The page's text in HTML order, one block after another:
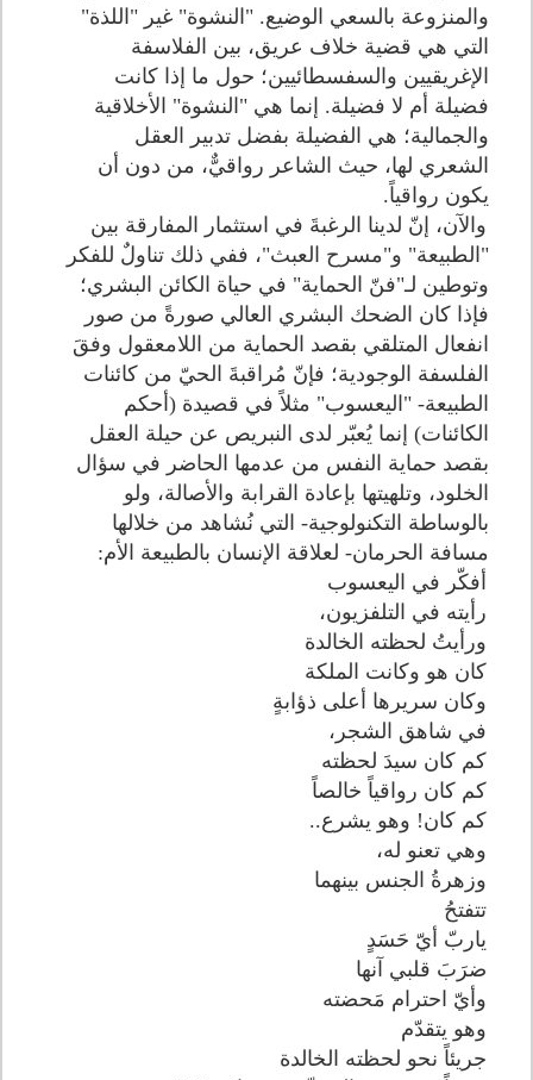
والمنزوعة بالسعي الوضيع. "النشوة" غير "اللذة"
التي هي قضية خلاف عريق، بين الفلاسفة
الإغريقيين والسفسطائيين؛ حول ما إذا كانت
فضيلة أم لا فضيلة. إنما هي "النشوة" الأخلاقية
والجمالية؛ هي الفضيلة بفضل تدبير العقل
الشعري لها، حيث الشاعر رواقيٌّ، من دون أن
يكون رواقياً.
والآن، إنّ لدينا الرغبةَ في استثمار المفارقة بين
"الطبيعة" و"مسرح العبث"، ففي ذلك تناولٌ للفكر
وتوطين لـ"فنّ الحماية" في حياة الكائن البشري؛
فإذا كان الضحك البشري العالي صورةً من صور
انفعال المتلقي بقصد الحماية من اللامعقول وفقَ
الفلسفة الوجودية؛ فإنّ مُراقبةَ الحيّ من كائنات
الطبيعة- "اليعسوب" مثلاً في قصيدة (أحكم
الكائنات) إنما يُعبّر لدى النبريص عن حيلة العقل
بقصد حماية النفس من عدمها الحاضر في سؤال
الخلود، وتلهيتها بإعادة القرابة والأصالة، ولو
بالوساطة التكنولوجية- التي نُشاهد من خلالها
مسافة الحرمان- لعلاقة الإنسان بالطبيعة الأم:
أفكّر في اليعسوب
رأيته في التلفزيون،
ورأيتُ لحظته الخالدة
كان هو وكانت الملكة
وكان سريرها أعلى ذؤابةٍ
في شاهق الشجر،
كم كان سيدَ لحظته
كم كان رواقياً خالصاً
كم كان! وهو يشرع..
وهي تعنو له،
وزهرةُ الجنس بينهما
تتفتحُ
ياربّ أيّ حَسَدٍ
ضرَبَ قلبي آنها
وأيّ احترام مَحضته
وهو يتقدّم
جريئاً نحو لحظته الخالدة